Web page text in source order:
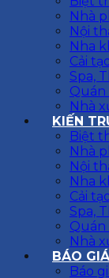
Nhà
Nội
Nha
Cải
Spa,
Quán
Nhà
KIẾN
Biệt
Nhà
Nội
Nha
Cải
Spa,
Quán
Nhà
BÁO GIÁ
Báo